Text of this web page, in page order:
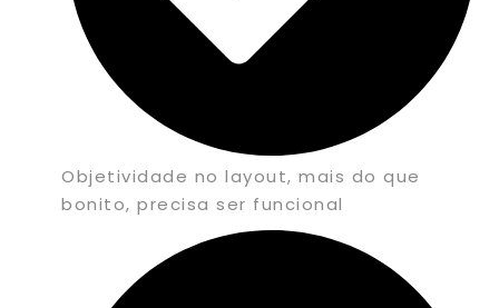
Objetividade no layout, mais do que
bonito, precisa ser funcional